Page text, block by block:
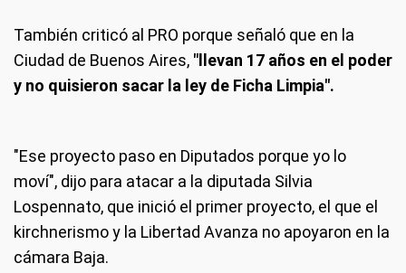
También criticó al PRO porque señaló que en la
Ciudad de Buenos Aires, "llevan 17 años en el poder
y no quisieron sacar la ley de Ficha Limpia".
"Ese proyecto paso en Diputados porque yo lo
moví", dijo para atacar a la diputada Silvia
Lospennato, que inició el primer proyecto, el que el
kirchnerismo y la Libertad Avanza no apoyaron en la
cámara Baja.